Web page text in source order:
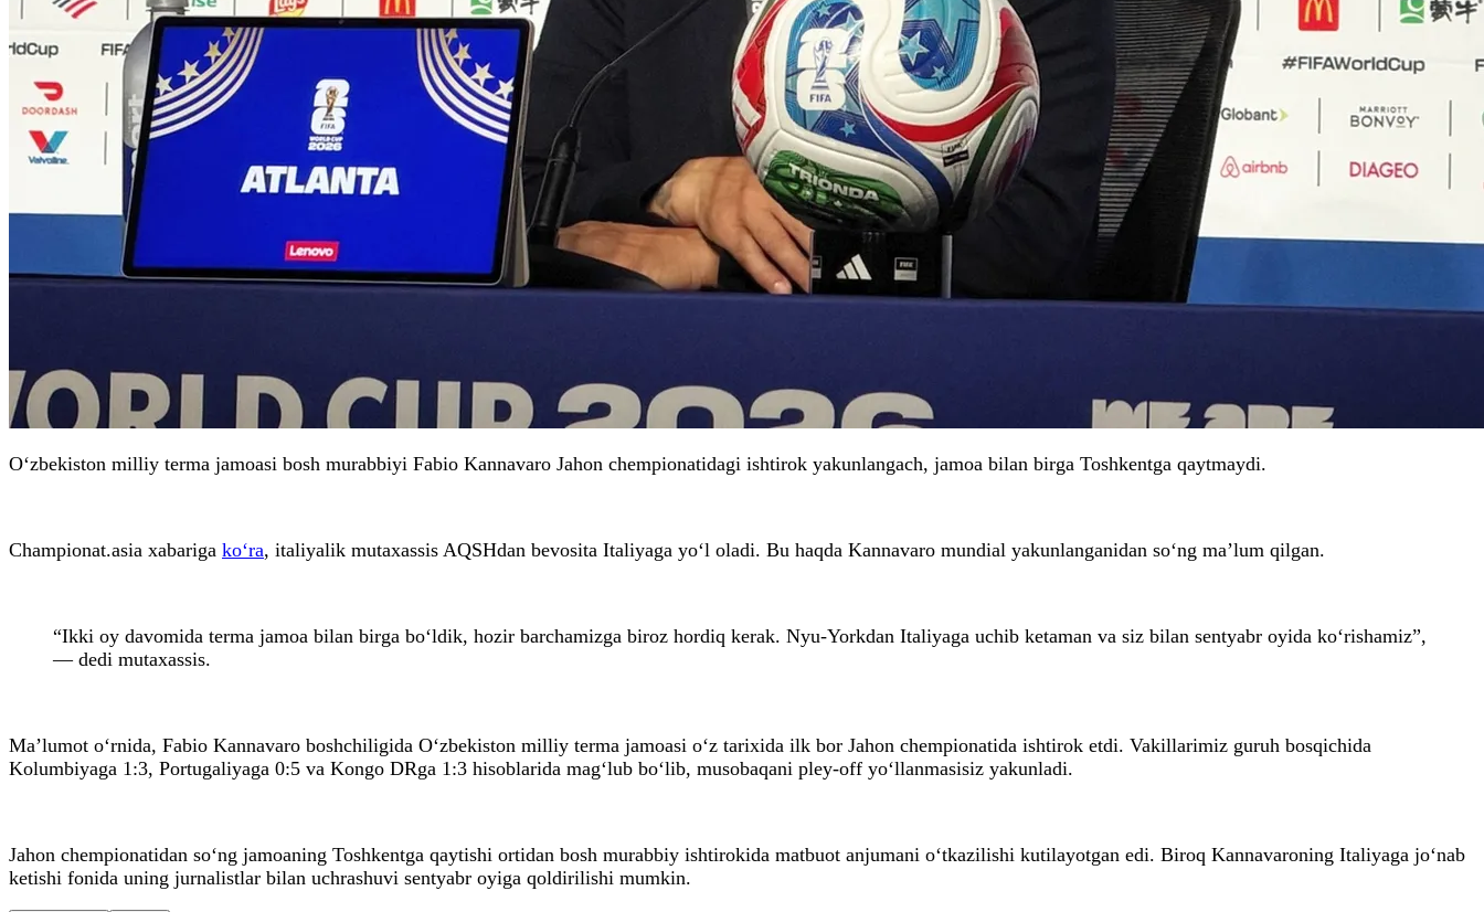
O‘zbekiston milliy terma jamoasi bosh murabbiyi Fabio Kannavaro Jahon chempionatidagi ishtirok yakunlangach, jamoa bilan birga Toshkentga qaytmaydi.
Championat.asia xabariga ko‘ra, italiyalik mutaxassis AQSHdan bevosita Italiyaga yo‘l oladi. Bu haqda Kannavaro mundial yakunlanganidan so‘ng ma’lum qilgan.
“Ikki oy davomida terma jamoa bilan birga bo‘ldik, hozir barchamizga biroz hordiq kerak. Nyu-Yorkdan Italiyaga uchib ketaman va siz bilan sentyabr oyida ko‘rishamiz”,
— dedi mutaxassis.
Ma’lumot o‘rnida, Fabio Kannavaro boshchiligida O‘zbekiston milliy terma jamoasi o‘z tarixida ilk bor Jahon chempionatida ishtirok etdi. Vakillarimiz guruh bosqichida
Kolumbiyaga 1:3, Portugaliyaga 0:5 va Kongo DRga 1:3 hisoblarida mag‘lub bo‘lib, musobaqani pley-off yo‘llanmasisiz yakunladi.
Jahon chempionatidan so‘ng jamoaning Toshkentga qaytishi ortidan bosh murabbiy ishtirokida matbuot anjumani o‘tkazilishi kutilayotgan edi. Biroq Kannavaroning Italiyaga jo‘nab
ketishi fonida uning jurnalistlar bilan uchrashuvi sentyabr oyiga qoldirilishi mumkin.